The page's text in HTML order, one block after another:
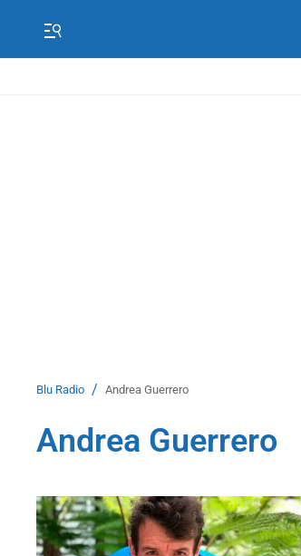
Blu Radio / Andrea Guerrero
Andrea Guerrero